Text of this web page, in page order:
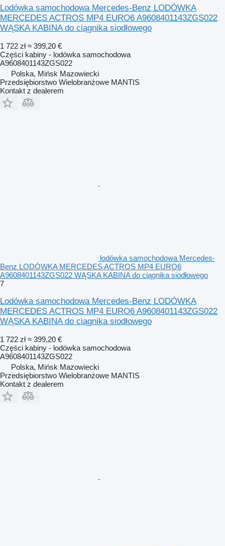
Lodówka samochodowa Mercedes-Benz LODÓWKA
MERCEDES ACTROS MP4 EURO6 A9608401143ZGS022
WĄSKA KABINA do ciągnika siodłowego
1 722 zł ≈ 399,20 €
Części kabiny - lodówka samochodowa
A9608401143ZGS022
Polska, Mińsk Mazowiecki
Przedsiębiorstwo Wielobranżowe MANTIS
Kontakt z dealerem
lodówka samochodowa Mercedes-
Benz LODÓWKA MERCEDES ACTROS MP4 EURO6
A9608401143ZGS022 WĄSKA KABINA do ciągnika siodłowego
7
Lodówka samochodowa Mercedes-Benz LODÓWKA
MERCEDES ACTROS MP4 EURO6 A9608401143ZGS022
WĄSKA KABINA do ciągnika siodłowego
1 722 zł ≈ 399,20 €
Części kabiny - lodówka samochodowa
A9608401143ZGS022
Polska, Mińsk Mazowiecki
Przedsiębiorstwo Wielobranżowe MANTIS
Kontakt z dealerem